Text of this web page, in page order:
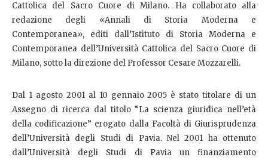
Cattolica del Sacro Cuore di Milano. Ha collaborato alla
redazione degli «Annali di Storia Moderna e
Contemporanea», editi dall’Istituto di Storia Moderna e
Contemporanea dell’Università Cattolica del Sacro Cuore di
Milano, sotto la direzione del Professor Cesare Mozzarelli.
Dal 1 agosto 2001 al 10 gennaio 2005 è stato titolare di un
Assegno di ricerca dal titolo “La scienza giuridica nell’età
della codificazione” erogato dalla Facoltà di Giurisprudenza
dell’Università degli Studi di Pavia. Nel 2001 ha ottenuto
dall’Università degli Studi di Pavia un finanziamento